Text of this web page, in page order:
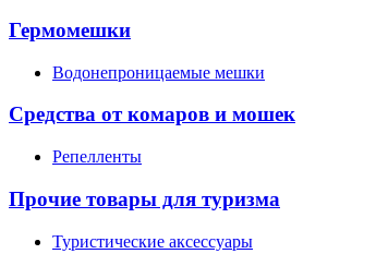
Гермомешки
Водонепроницаемые мешки
Средства от комаров и мошек
Репелленты
Прочие товары для туризма
Туристические аксессуары